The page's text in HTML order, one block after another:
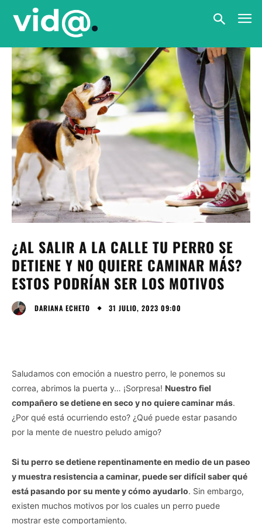
¿AL SALIR A LA CALLE TU PERRO SE
DETIENE Y NO QUIERE CAMINAR MÁS?
ESTOS PODRÍAN SER LOS MOTIVOS
DARIANA ECHETO 31 JULIO, 2023 09:00
Saludamos con emoción a nuestro perro, le ponemos su
correa, abrimos la puerta y… ¡Sorpresa! Nuestro fiel
compañero se detiene en seco y no quiere caminar más.
¿Por qué está ocurriendo esto? ¿Qué puede estar pasando
por la mente de nuestro peludo amigo?
Si tu perro se detiene repentinamente en medio de un paseo
y muestra resistencia a caminar, puede ser difícil saber qué
está pasando por su mente y cómo ayudarlo. Sin embargo,
existen muchos motivos por los cuales un perro puede
mostrar este comportamiento.